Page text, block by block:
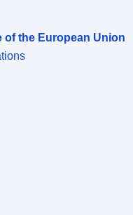
of the European Union